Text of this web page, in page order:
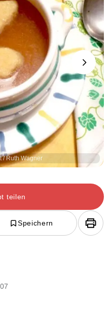
/ Ruth Wagner
Next
teilen
Speichern